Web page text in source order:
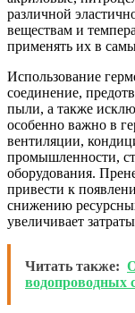
различной
веществам и
применять их в
Использование
соединение,
пыли, а также
особенно важно в
вентиляции,
промышленности,
оборудования.
привести к
снижению
увеличивает
Читать также:
водопроводных